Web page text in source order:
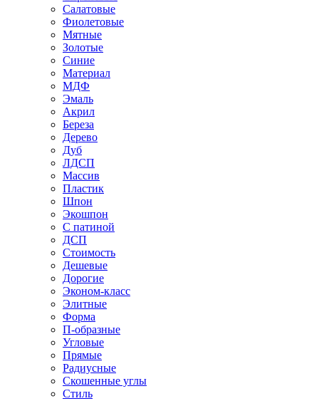
Салатовые
Фиолетовые
Мятные
Золотые
Синие
Материал
МДФ
Эмаль
Акрил
Береза
Дерево
Дуб
ЛДСП
Массив
Пластик
Шпон
Экошпон
С патиной
ДСП
Стоимость
Дешевые
Дорогие
Эконом-класс
Элитные
Форма
П-образные
Угловые
Прямые
Радиусные
Скошенные углы
Стиль